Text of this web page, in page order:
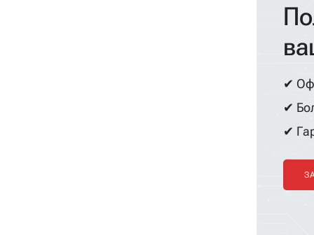
✔
✔
✔